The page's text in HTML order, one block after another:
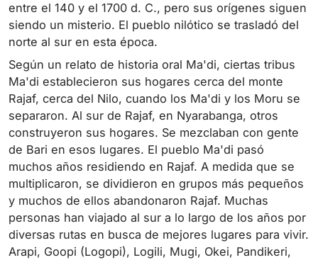
entre el 140 y el 1700 d. C., pero sus orígenes siguen
siendo un misterio. El pueblo nilótico se trasladó del
norte al sur en esta época.
Según un relato de historia oral Ma'di, ciertas tribus
Ma'di establecieron sus hogares cerca del monte
Rajaf, cerca del Nilo, cuando los Ma'di y los Moru se
separaron. Al sur de Rajaf, en Nyarabanga, otros
construyeron sus hogares. Se mezclaban con gente
de Bari en esos lugares. El pueblo Ma'di pasó
muchos años residiendo en Rajaf. A medida que se
multiplicaron, se dividieron en grupos más pequeños
y muchos de ellos abandonaron Rajaf. Muchas
personas han viajado al sur a lo largo de los años por
diversas rutas en busca de mejores lugares para vivir.
Arapi, Goopi (Logopi), Logili, Mugi, Okei, Pandikeri,